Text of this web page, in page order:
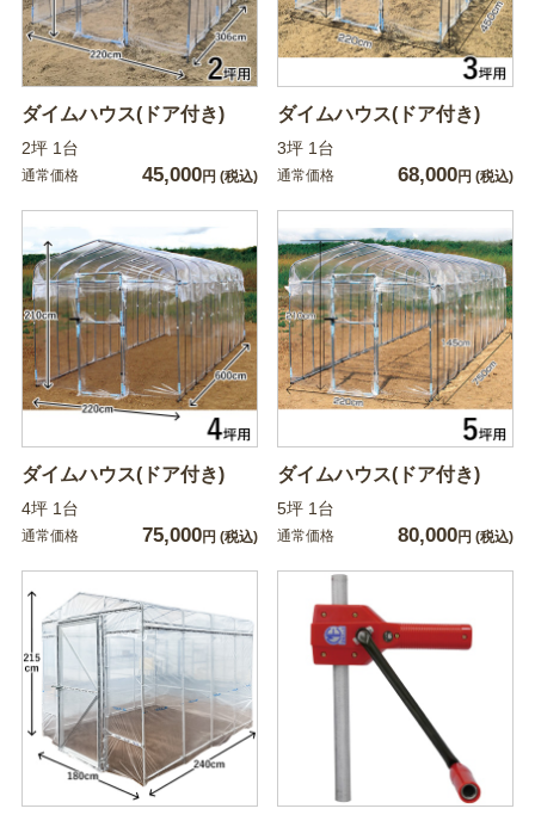
ダイムハウス(ドア付き)
2坪 1台
通常価格 45,000円 (税込)
ダイムハウス(ドア付き)
3坪 1台
通常価格 68,000円 (税込)
ダイムハウス(ドア付き)
4坪 1台
通常価格 75,000円 (税込)
ダイムハウス(ドア付き)
5坪 1台
通常価格 80,000円 (税込)